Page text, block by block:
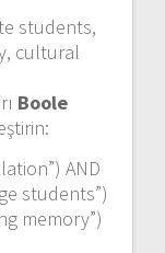
students,
cultural
Boole
AND
students”)
memory”)